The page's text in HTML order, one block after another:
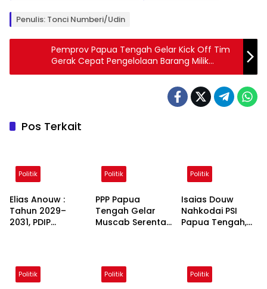
Penulis: Tonci Numberi/Udin
Pemprov Papua Tengah Gelar Kick Off Tim
Gerak Cepat Pengelolaan Barang Milik
Daerah
Pos Terkait
Politik
Elias Anouw :
Tahun 2029–
2031, PDIP
Maupun Bupati
Politik
PPP Papua
Tengah Gelar
Muscab Serentak
Politik
Isaias Douw
Nahkodai PSI
Papua Tengah,
Pangarep
Politik Politik Politik